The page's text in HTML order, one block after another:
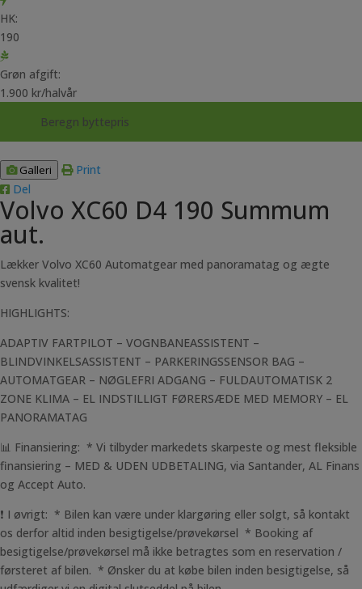
HK:
190
Grøn afgift:
1.900 kr/halvår
Beregn byttepris
Galleri
Print
Del
Volvo XC60 D4 190 Summum
aut.
Lækker Volvo XC60 Automatgear med panoramatag og ægte
svensk kvalitet!
HIGHLIGHTS:
ADAPTIV FARTPILOT – VOGNBANEASSISTENT –
BLINDVINKELSASSISTENT – PARKERINGSSENSOR BAG –
AUTOMATGEAR – NØGLEFRI ADGANG – FULDAUTOMATISK 2
ZONE KLIMA – EL INDSTILLIGT FØRERSÆDE MED MEMORY – EL
PANORAMATAG
📊 Finansiering: * Vi tilbyder markedets skarpeste og mest fleksible
finansiering – MED & UDEN UDBETALING, via Santander, AL Finans
og Accept Auto.
❗ I øvrigt: * Bilen kan være under klargøring eller solgt, så kontakt
os derfor altid inden besigtigelse/prøvekørsel * Booking af
besigtigelse/prøvekørsel må ikke betragtes som en reservation /
førsteret af bilen. * Ønsker du at købe bilen inden besigtigelse, så